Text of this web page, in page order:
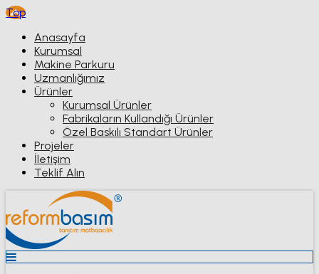
Top
Anasayfa
Kurumsal
Makine Parkuru
Uzmanlığımız
Ürünler
Kurumsal Ürünler
Fabrikaların Kullandığı Ürünler
Özel Baskılı Standart Ürünler
Projeler
İletişim
Teklif Alın